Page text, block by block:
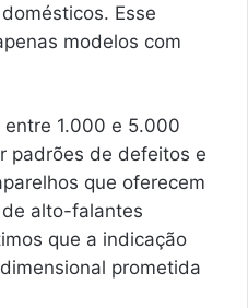
Esse
modelos com
1.000 e 5.000
padrões de defeitos e
que oferecem
alto-falantes
que a indicação
prometida